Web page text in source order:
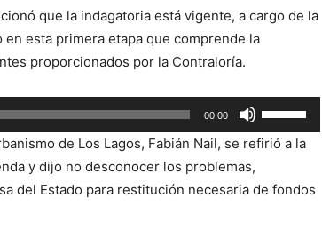
que la indagatoria está vigente, a cargo de la
esta primera etapa que comprende la
proporcionados por la Contraloría.
00:00
Utiliza
las
teclas
flecha
de Los Lagos, Fabián Nail, se refirió a la
y dijo no desconocer los problemas,
del Estado para restitución necesaria de fondos